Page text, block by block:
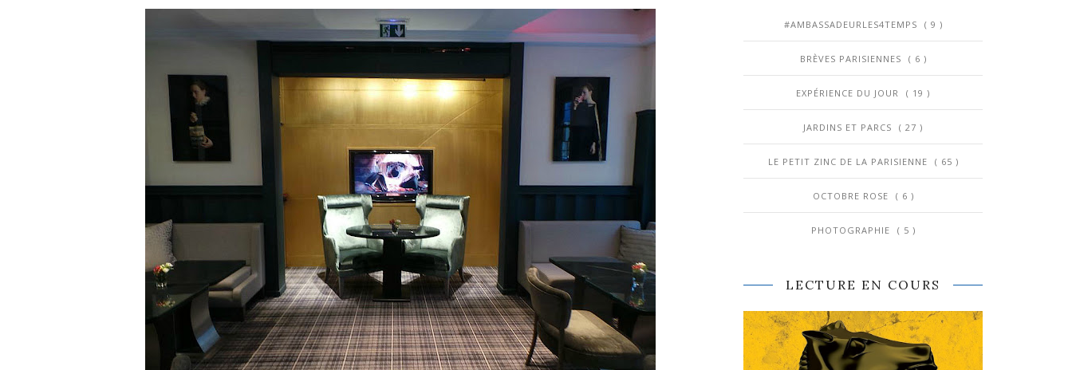
#AMBASSADEURLES4TEMPS ( 9 )
BRÈVES PARISIENNES ( 6 )
EXPÉRIENCE DU JOUR ( 19 )
JARDINS ET PARCS ( 27 )
LE PETIT ZINC DE LA PARISIENNE ( 65 )
OCTOBRE ROSE ( 6 )
PHOTOGRAPHIE ( 5 )
LECTURE EN COURS